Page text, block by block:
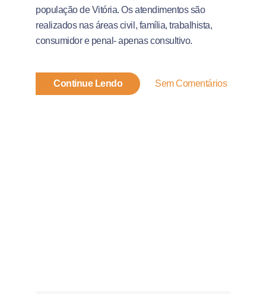
população de Vitória. Os atendimentos são
realizados nas áreas civil, família, trabalhista,
consumidor e penal- apenas consultivo.
Continue Lendo Sem Comentários